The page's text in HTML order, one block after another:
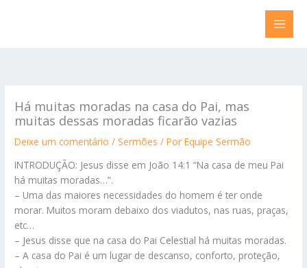
Há muitas moradas na casa do Pai, mas
muitas dessas moradas ficarão vazias
Deixe um comentário /Sermões / PorEquipe Sermão
INTRODUÇÃO: Jesus disse em João 14:1 “Na casa de meu Pai
há muitas moradas…”.
– Uma das maiores necessidades do homem é ter onde
morar. Muitos moram debaixo dos viadutos, nas ruas, praças,
etc…
– Jesus disse que na casa do Pai Celestial há muitas moradas.
– A casa do Pai é um lugar de descanso, conforto, proteção,